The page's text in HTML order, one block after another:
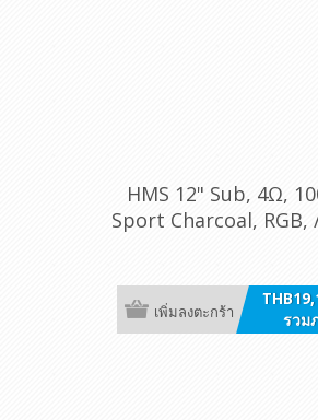
HMS 12" Sub, 4Ω,
Sport Charcoal, RGB,
รวม
เพิ่มลงตะกร้า